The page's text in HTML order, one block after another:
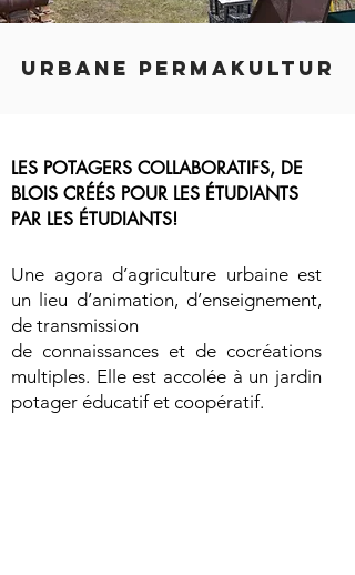
URBANE PERMAKULTUR
LES POTAGERS COLLABORATIFS, DE
BLOIS CRÉÉS POUR LES ÉTUDIANTS
PAR LES ÉTUDIANTS!
Une agora d’agriculture urbaine est
un lieu d’animation, d’enseignement,
de transmission
de connaissances et de cocréations
multiples. Elle est accolée à un jardin
potager éducatif et coopératif.